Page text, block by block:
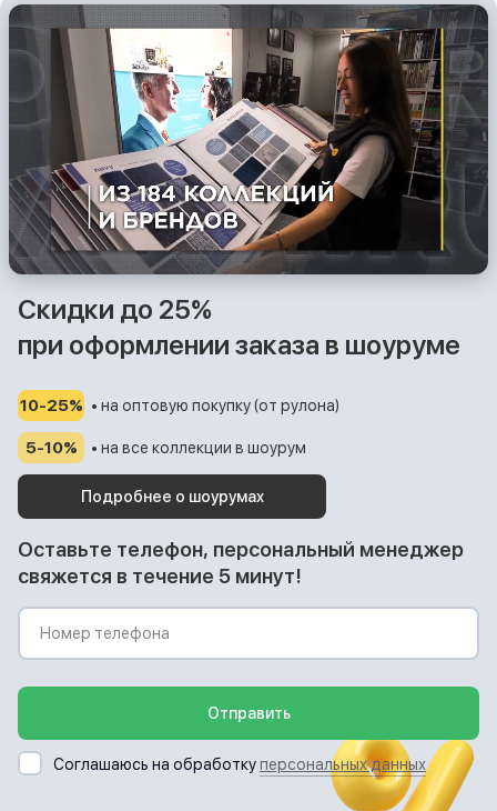
Скидки до 25%
при оформлении заказа в шоуруме
10-25% • на оптовую покупку (от рулона)
5-10% • на все коллекции в шоурум
Подробнее о шоурумах
Оставьте телефон, персональный менеджер
свяжется в течение 5 минут!
Отправить
Соглашаюсь на обработкуперсональных данных